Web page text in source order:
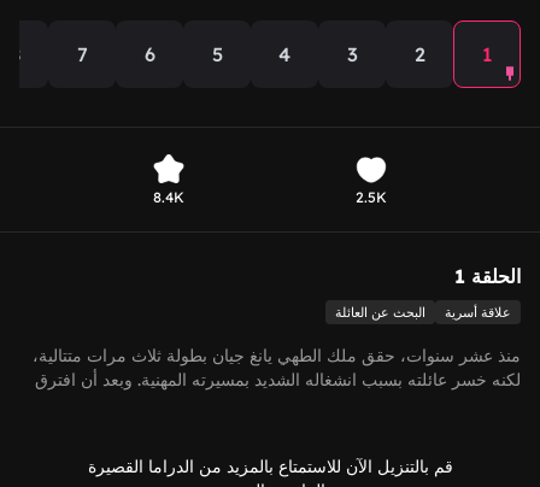
1
2
3
4
5
6
7
8
2.5K
8.4K
الحلقة 1
علاقة أسرية البحث عن العائلة
منذ عشر سنوات، حقق ملك الطهي يانغ جيان بطولة ثلاث مرات متتالية،
لكنه خسر عائلته بسبب انشغاله الشديد بمسيرته المهنية. وبعد أن افترق
كانت ابنته العائدة من الخارج بحثًا عن أسرتها تتابع ما يحدث، ومع تصاعد
قم بالتنزيل الآن للاستمتاع بالمزيد من الدراما القصيرة